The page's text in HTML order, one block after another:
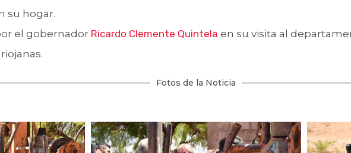
su hogar.
el gobernador Ricardo Clemente Quintela en su visita al
Fotos de la Noticia